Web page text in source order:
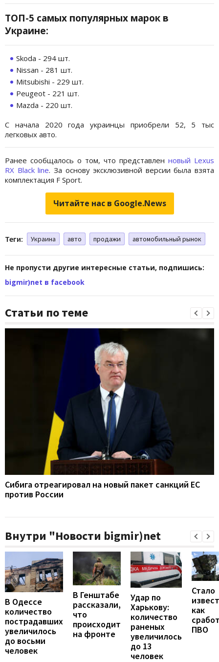
ТОП-5 самых популярных марок в
Украине:
Skoda - 294 шт.
Nissan - 281 шт.
Mitsubishi - 229 шт.
Peugeot - 221 шт.
Mazda - 220 шт.
С начала 2020 года украинцы приобрели 52, 5 тыс
легковых авто.
Ранее сообщалось о том, что представлен новый Lexus
RX Black line. За основу эксклюзивной версии была взята
комплектация F Sport.
Читайте нас в Google.News
Теги: Украина авто продажи автомобильный рынок
Не пропусти другие интересные статьи, подпишись:
bigmir)net в facebook
Статьи по теме
Сибига отреагировал на новый пакет санкций ЕС
против России
Внутри "Новости bigmir)net
В Одессе
количество
пострадавших
увеличилось
до восьми
человек
В Генштабе
рассказали,
что
происходит
на фронте
Удар по
Харькову:
количество
раненых
увеличилось
до 13
человек
Стало
как
ПВО